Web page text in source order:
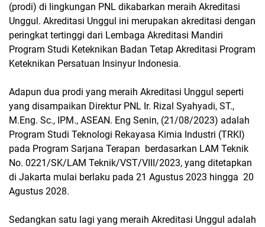
(prodi) di lingkungan PNL dikabarkan meraih Akreditasi
Unggul. Akreditasi Unggul ini merupakan akreditasi dengan
peringkat tertinggi dari Lembaga Akreditasi Mandiri
Program Studi Keteknikan Badan Tetap Akreditasi Program
Keteknikan Persatuan Insinyur Indonesia.
Adapun dua prodi yang meraih Akreditasi Unggul seperti
yang disampaikan Direktur PNL Ir. Rizal Syahyadi, ST.,
M.Eng. Sc., IPM., ASEAN. Eng Senin, (21/08/2023) adalah
Program Studi Teknologi Rekayasa Kimia Industri (TRKI)
pada Program Sarjana Terapan berdasarkan LAM Teknik
No. 0221/SK/LAM Teknik/VST/VIII/2023, yang ditetapkan
di Jakarta mulai berlaku pada 21 Agustus 2023 hingga 20
Agustus 2028.
Sedangkan satu lagi yang meraih Akreditasi Unggul adalah